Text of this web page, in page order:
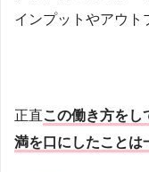
インプットやアウト
正直この働き方をし
満を口にしたことは